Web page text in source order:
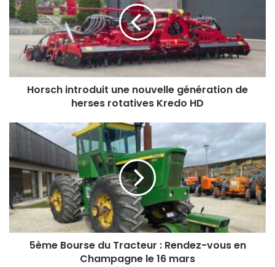
nouvelle
génération
de
herses
rotatives
Kredo
Horsch introduit une nouvelle génération de
herses rotatives Kredo HD
5ème
Bourse
du
Tracteur
Rendez-
vous
en
Champagne
5ème Bourse du Tracteur : Rendez-vous en
Champagne le 16 mars